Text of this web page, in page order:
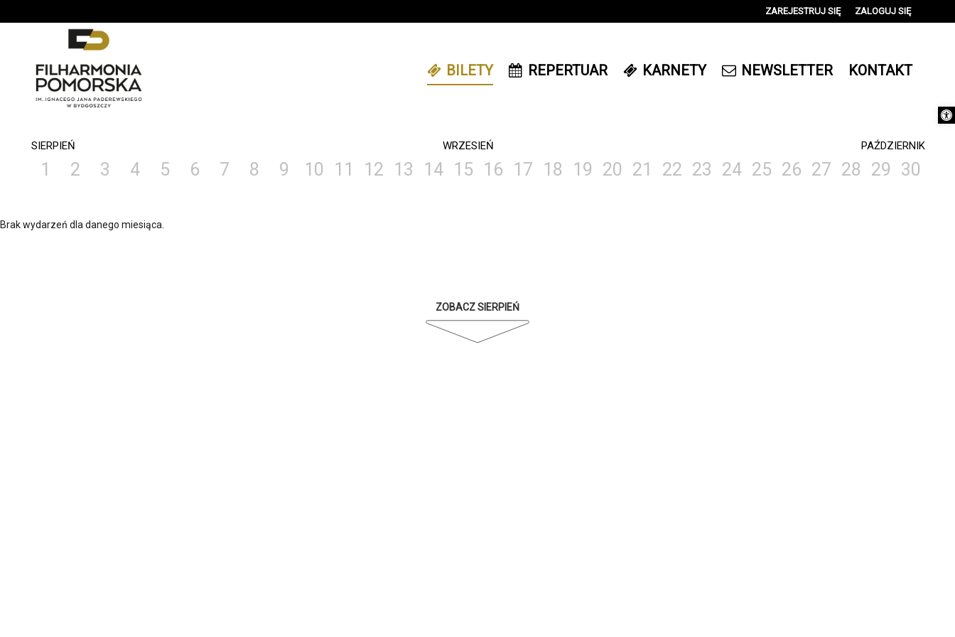
ZAREJESTRUJ SIĘ ZALOGUJ SIĘ
14
BILETY REPERTUAR KARNETY NEWSLETTER KONTAKT
SIERPIEŃ WRZESIEŃ PAŹDZIERNIK
1 2 3 4 5 6 7 8 9 10 11 12 13 14 15 16 17 18 19 20 21 22 23 24 25 26 27 28 29 30
Brak wydarzeń dla danego miesiąca.
ZOBACZ SIERPIEŃ